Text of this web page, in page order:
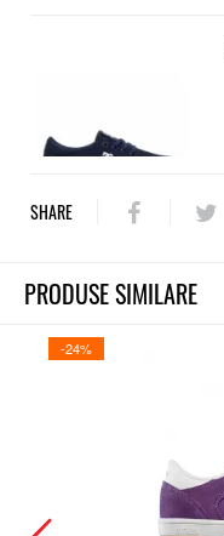
SHARE
PRODUSE SIMILARE
-24%